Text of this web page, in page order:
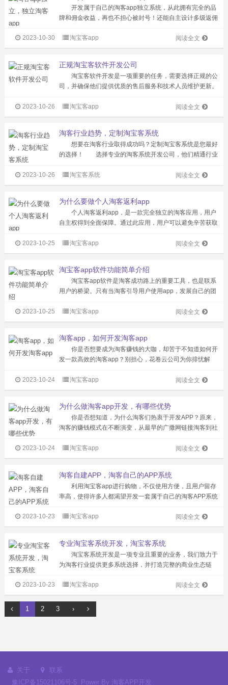
开发属于自己的淘客app独立系统，从此拥有完全的品
牌和佣金收益，再也不担心被封号！还能自主设计多级返佣
率，淘客app是未来发展的主流趋势。 让我们聊聊淘客
发展至今的主流模式和未来趋势的...
阅读全文
2023-10-30 淘宝客app
正规淘宝客软件开发公司
淘宝客软件开发是一项重要的任务，需要选择正规的公
司，并确保他们提供优质的售后服务和技术人员维护更新。
司的团队配置是否专业，并且具有相关的经验和技能。
一个经验丰富的专业淘宝客软件开发...
阅读全文
2023-10-26 淘宝客app
淘客行业趋势，定制淘宝客系统
想要在淘客行业取得成功吗？定制淘宝客系统是您最好
的选择！ 选择专业的淘客系统开发公司，他们精通行业
平台。他们的技术人员拥有丰富的能力，购买系统后可以维
护和更新系统，售后老师可以解决使...
阅读全文
2023-10-26 淘宝客系统
为什么要做个人淘客返利app
个人淘客返利app，是一款完全独立的淘客应用，用户
自主权得到全面保障。通过此应用，用户可以避免辛苦获取
性，支持淘宝、京东、拼多多等多个平台。 以下为定制
淘宝返利app带来盈利的原因： ...
阅读全文
2023-10-25 淘宝客app
淘宝客app软件功能简单介绍
淘宝客app软件是淘客成功路上的重要工具，也是联系
用户的桥梁。只有当淘客引导用户使用app，发展自己的团
淘宝客app软件的定制是必不可少的。 该软件集成了淘
宝、唯品会、京东、拼多多等...
阅读全文
2023-10-25 淘宝客app
淘客app，如何开发淘客app
你是否想要成为淘客赚钱的大咖，却苦于不知道如何开
发一款高效的淘客app？别担心，花卷云公司为你排忧解
多家淘客公司成功赚钱，拥有2000万的忠实粉丝，市场占
有率超过50%，累计为站长创...
阅读全文
2023-10-24 淘宝客app
为什么做淘客app开发，有哪些优势
你是否想知道，为什么淘客们热衷于开发APP？原来，
淘客的赚钱模式在不断演变，从最早的广撒网链接淘客到社
淘客APP已成为当前淘客们最重要的赚钱模式。 那么，
淘客APP开发到底有哪些独...
阅读全文
2023-10-24 淘宝客app
淘客自建APP，淘客自己的APP系统
利用淘宝客app进行购物，不仅使用方便，且用户留存
率高，使得许多人都渴望开发一套属于自己的淘客APP系统
它会逐渐取代所有的传统工具。对于淘宝客来说，APP更是
一个必需的、也是需要不断...
阅读全文
2023-10-23 淘宝客app
专业淘宝客系统开发，淘宝客系统
淘宝客系统开发是一项专业且重要的业务，我们致力于
为淘客行业提供更多系统选择，并打造完整的商业生态链
淘宝联盟官网上有所展示。 选择我们这样的专业淘宝客
系统开发公司，能够确保您获得持续的...
阅读全文
2023-10-23 淘宝客app
1 2 3 ›
关于
联系
豫ICP备15021106号-5
Power By 淘客APP开发